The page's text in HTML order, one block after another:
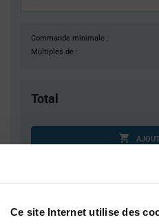
Ce site Internet utilise des
Commande minimale :
Multiples de :
Total